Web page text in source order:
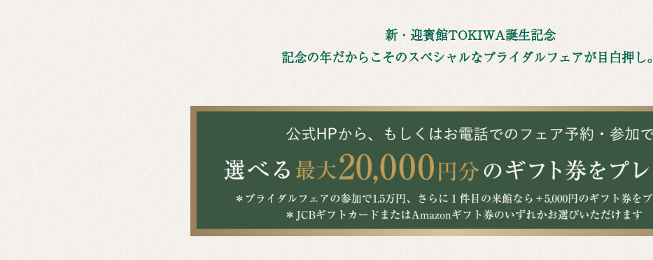
新・迎賓館TOKIWA誕生記念
記念の年だからこそのスペシャルなブライダルフェアが目白押し。